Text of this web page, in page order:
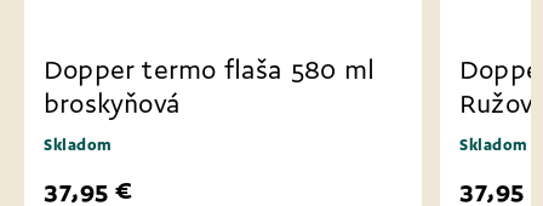
Dopper termo flaša 580 ml
broskyňová
Skladom
37,95 €
Skladom
37,95